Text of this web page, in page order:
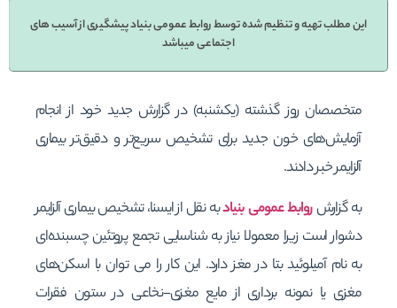
این مطلب تهیه و تنظیم شده توسط روابط عمومی بنیاد پیشگیری از آسیب های
اجتماعی میباشد
متخصصان روز گذشته (یکشنبه) در گزارش جدید خود از انجام
آزمایش‌های خون جدید برای تشخیص سریع‌تر و دقیق‌تر بیماری
آلزایمر خبر دادند.
به گزارشروابط عمومی بنیادبه نقل از ایسنا، تشخیص بیماری آلزایمر
دشوار است زیرا معمولا نیاز به شناسایی تجمع پروتئین چسبنده‌ای
به نام آمیلوئید بتا در مغز دارد. این کار را می توان با اسکن‌های
مغزی یا نمونه برداری از مایع مغزی-نخاعی در ستون فقرات